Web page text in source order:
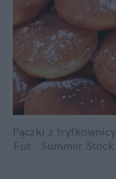
Pączki z
Fot.  Summer